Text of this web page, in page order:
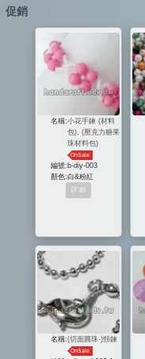
促銷
名稱:小花手鍊 (材料
包), (壓克力糖果
珠材料包)
OnSale
編號: b-diy-003
顏色:白&粉紅
名稱:(切面圓珠-)頸鍊
OnSale